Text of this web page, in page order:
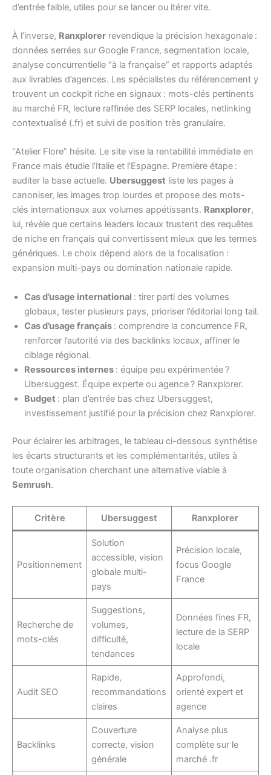
d’entrée faible, utiles pour se lancer ou itérer vite.
À l’inverse, Ranxplorer revendique la précision hexagonale :
données serrées sur Google France, segmentation locale,
analyse concurrentielle “à la française” et rapports adaptés
aux livrables d’agences. Les spécialistes du référencement y
trouvent un cockpit riche en signaux : mots-clés pertinents
au marché FR, lecture raffinée des SERP locales, netlinking
contextualisé (.fr) et suivi de position très granulaire.
“Atelier Flore” hésite. Le site vise la rentabilité immédiate en
France mais étudie l’Italie et l’Espagne. Première étape :
auditer la base actuelle. Ubersuggest liste les pages à
canoniser, les images trop lourdes et propose des mots-
clés internationaux aux volumes appétissants. Ranxplorer,
lui, révèle que certains leaders locaux trustent des requêtes
de niche en français qui convertissent mieux que les termes
génériques. Le choix dépend alors de la focalisation :
expansion multi-pays ou domination nationale rapide.
Cas d’usage international : tirer parti des volumes
globaux, tester plusieurs pays, prioriser l’éditorial long tail.
Cas d’usage français : comprendre la concurrence FR,
renforcer l’autorité via des backlinks locaux, affiner le
ciblage régional.
Ressources internes : équipe peu expérimentée ?
Ubersuggest. Équipe experte ou agence ? Ranxplorer.
Budget : plan d’entrée bas chez Ubersuggest,
investissement justifié pour la précision chez Ranxplorer.
Pour éclairer les arbitrages, le tableau ci-dessous synthétise
les écarts structurants et les complémentarités, utiles à
toute organisation cherchant une alternative viable à
Semrush.
Critère Ubersuggest Ranxplorer
Positionnement
Solution
accessible, vision
globale multi-
pays
Précision locale,
focus Google
France
Recherche de
mots-clés
Suggestions,
volumes,
difficulté,
tendances
Données fines FR,
lecture de la SERP
locale
Audit SEO
Rapide,
recommandations
claires
Approfondi,
orienté expert et
agence
Backlinks
Couverture
correcte, vision
générale
Analyse plus
complète sur le
marché .fr